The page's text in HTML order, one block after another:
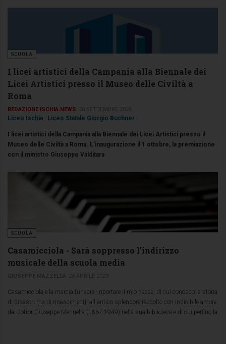
SCUOLA
I licei artistici della Campania alla Biennale dei
Licei Artistici presso il Museo delle Civiltà a
Roma
REDAZIONE ISCHIA NEWS
Liceo Ischia Liceo Statale Giorgio Buchner
I licei artistici della Campania alla Biennale dei Licei Artistici presso il
Museo delle Civiltà a Roma. L’inaugurazione il 1 ottobre, la premiazione
con il ministro Giuseppe Valditara
SCUOLA
Casamicciola - Sarà soppresso l'indirizzo
musicale della scuola media
Casamicciola e la marcia funebre - riportare il mio paese, di cui conosco la storia
di disastri ma di rinascimenti, all'antico splendore raccolto con indicibile amore
dal dottor Giuseppe Mennella (1867-1949) nella sua biblioteca e di cui perfino la